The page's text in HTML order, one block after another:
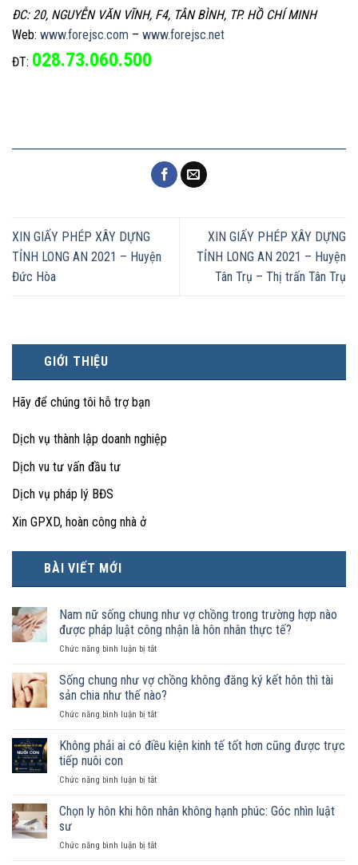
GIỚI THIỆU
Hãy để chúng tôi hỗ trợ bạn
Dịch vụ thành lập doanh nghiệp
Dịch vu tư vấn đầu tư
Dịch vụ pháp lý BĐS
Xin GPXD, hoàn công nhà ở
BÀI VIẾT MỚI
Nam nữ sống chung như vợ chồng trong trường hợp nào
được pháp luật công nhận là hôn nhân thực tế?
Chức năng bình luận bị tắtở
nữ
sống
chung
như
chồng
hợp
được
công
Sống chung như vợ chồng không đăng ký kết hôn thì tài
sản chia như thế nào?
Chức năng bình luận bị tắtở
chung
chồng
đăng
hôn
Không phải ai có điều kiện kinh tế tốt hơn cũng được trực
tiếp nuôi con
Chức năng bình luận bị tắtở
phải
điều
Chọn ly hôn khi hôn nhân không hạnh phúc: Góc nhìn luật
sư
Chức năng bình luận bị tắtở
ĐC: 20, NGUYỄN VĂN VĨNH, F4, TÂN BÌNH, TP. HỒ CHÍ MINH
Web: www.forejsc.com – www.forejsc.net
ĐT: 028.73.060.500
XIN GIẤY PHÉP XÂY DỰNG
TỈNH LONG AN 2021 – Huyện
Đức Hòa
XIN GIẤY PHÉP XÂY DỰNG
TỈNH LONG AN 2021 – Huyện
Tân Trụ – Thị trấn Tân Trụ